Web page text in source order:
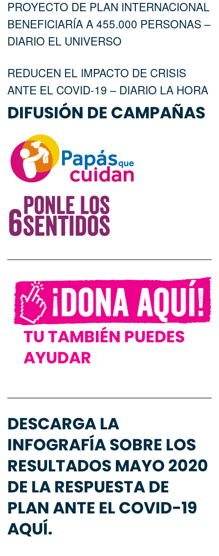
PROYECTO DE PLAN INTERNACIONAL
BENEFICIARÍA A 455.000 PERSONAS –
DIARIO EL UNIVERSO
REDUCEN EL IMPACTO DE CRISIS
ANTE EL COVID-19 – DIARIO LA HORA
DIFUSIÓN DE CAMPAÑAS
TU TAMBIÉN PUEDES
AYUDAR
DESCARGA LA
INFOGRAFÍA SOBRE LOS
RESULTADOS MAYO 2020
DE LA RESPUESTA DE
PLAN ANTE EL COVID-19
AQUÍ.